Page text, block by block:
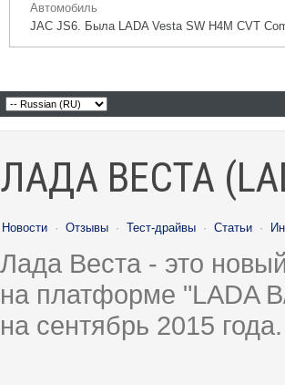
Автомобиль
JAC JS6. Была LADA Vesta SW H4M CVT
ЛАДА ВЕСТА
Новости · Отзывы · Тест-драйвы · Статьи ·
Лада Веста - это
на платформе "LADA
на сентябрь 2015